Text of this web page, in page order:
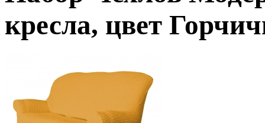
кресла, цвет